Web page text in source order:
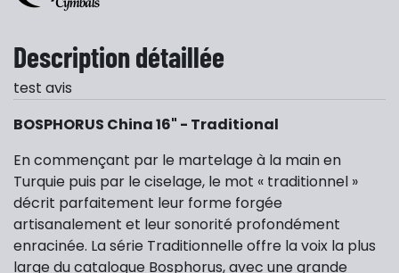
Description détaillée
test avis
BOSPHORUS China 16" - Traditional
En commençant par le martelage à la main en
Turquie puis par le ciselage, le mot « traditionnel »
décrit parfaitement leur forme forgée
artisanalement et leur sonorité profondément
enracinée. La série Traditionnelle offre la voix la plus
large du catalogue Bosphorus, avec une grande